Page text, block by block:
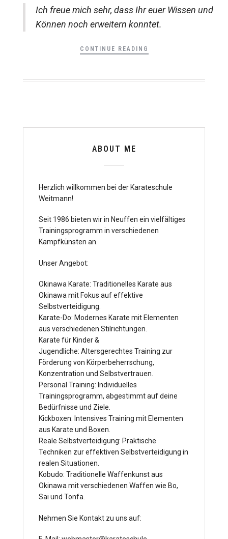
Ich freue mich sehr, dass Ihr euer Wissen und
Können noch erweitern konntet.
CONTINUE READING
ABOUT ME
Herzlich willkommen bei der Karateschule
Weitmann!
Seit 1986 bieten wir in Neuffen ein vielfältiges
Trainingsprogramm in verschiedenen
Kampfkünsten an.
Unser Angebot:
Okinawa Karate: Traditionelles Karate aus
Okinawa mit Fokus auf effektive
Selbstverteidigung.
Karate-Do: Modernes Karate mit Elementen
aus verschiedenen Stilrichtungen.
Karate für Kinder &
Jugendliche: Altersgerechtes Training zur
Förderung von Körperbeherrschung,
Konzentration und Selbstvertrauen.
Personal Training: Individuelles
Trainingsprogramm, abgestimmt auf deine
Bedürfnisse und Ziele.
Kickboxen: Intensives Training mit Elementen
aus Karate und Boxen.
Reale Selbstverteidigung: Praktische
Techniken zur effektiven Selbstverteidigung in
realen Situationen.
Kobudo: Traditionelle Waffenkunst aus
Okinawa mit verschiedenen Waffen wie Bo,
Sai und Tonfa.
Nehmen Sie Kontakt zu uns auf: